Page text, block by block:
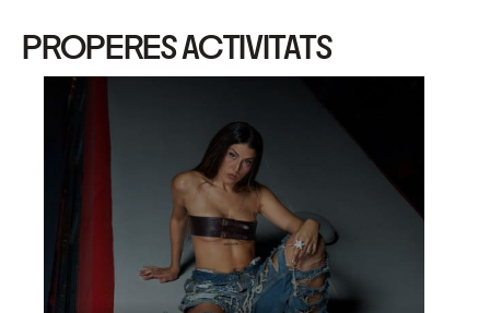
PROPERES ACTIVITATS